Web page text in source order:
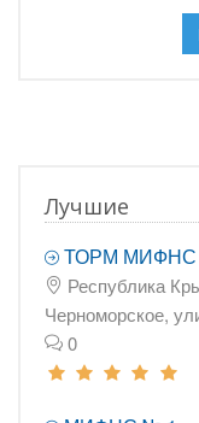
Лучшие
ТОРМ МИФНС
Республика
Черноморское,
0